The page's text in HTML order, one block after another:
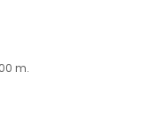
m.